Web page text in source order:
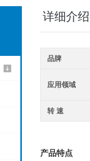
详细介绍
品牌
应用领域
转 速
产品特点